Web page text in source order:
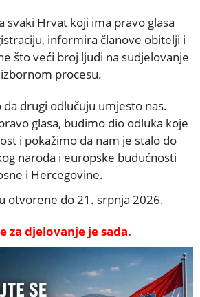
svaki Hrvat koji ima pravo glasa
informira članove obitelji i
što veći broj ljudi na sudjelovanje
procesu.
drugi odlučuju umjesto nas.
glasa, budimo dio odluka koje
i pokažimo da nam je stalo do
naroda i europske budućnosti
i Hercegovine.
otvorene do 21. srpnja 2026.
za djelovanje je sada.